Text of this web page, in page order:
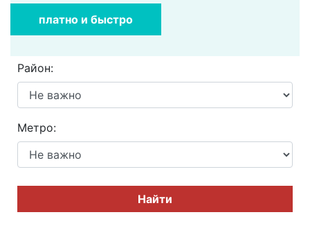
платно и быстро
Район:
Метро:
Найти